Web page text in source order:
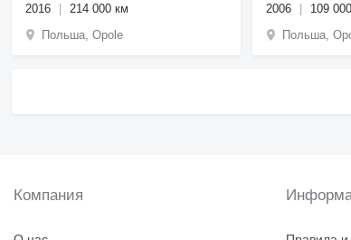
2016
214 000 км
Польша, Opole
2006
109
Польша,
Компания